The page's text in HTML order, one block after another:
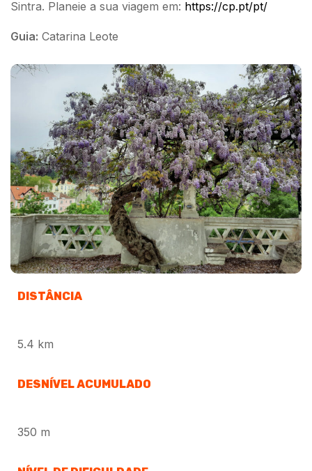
Sintra. Planeie a sua viagem em: https://cp.pt/pt/
Guia: Catarina Leote
DISTÂNCIA
5.4 km
DESNÍVEL ACUMULADO
350 m